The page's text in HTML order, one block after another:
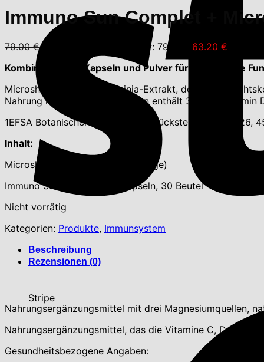
Stripe
Immuno Sun Complet +
79.00€ Ursprünglicher Preis war: 79.00 € 63.20 €
Kombination aus Kapseln und Pulver für die normale
Microshapper enthält Garcinia-Extrakt, der zur
Nahrung reduziert³. Immuno Sun enthält 3800 IE
1EFSA Botanischer Anspruch auf Rückstellung Nr. 4526,
Inhalt:
Microshapper: 30 Kapseln (30 Tage)
Immuno Sun Complet: 30 Kapseln, 30 Beutel
Nicht vorrätig
Kategorien: Produkte, Immunsystem
Beschreibung
Rezensionen (0)
Nahrungsergänzungsmittel mit drei Magnesiumquellen,
Nahrungsergänzungsmittel, das die Vitamine C, D, B6,
Gesundheitsbezogene Angaben: